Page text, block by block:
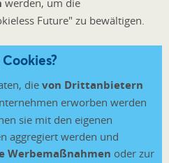
Future" zu bewältigen.
die von Drittanbietern
erworben werden
sie mit den eigenen
aggregiert werden und
Werbemaßnahmen oder zur